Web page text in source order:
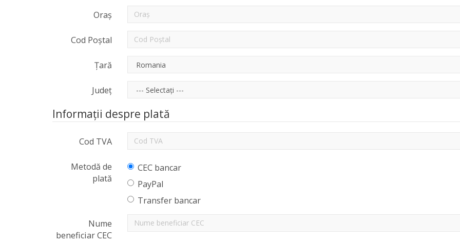
Oraș
Cod Poștal
Țară
Județ
Informații despre plată
Cod TVA
Metodă de
plată
CEC bancar
PayPal
Transfer bancar
Nume
beneficiar CEC